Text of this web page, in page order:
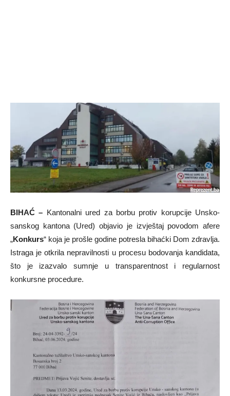
BIHAĆ – Kantonalni ured za borbu protiv korupcije Unsko-
sanskog kantona (Ured) objavio je izvještaj povodom afere
„Konkurs“ koja je prošle godine potresla bihaćki Dom zdravlja.
Istraga je otkrila nepravilnosti u procesu bodovanja kandidata,
što je izazvalo sumnje u transparentnost i regularnost
konkursne procedure.